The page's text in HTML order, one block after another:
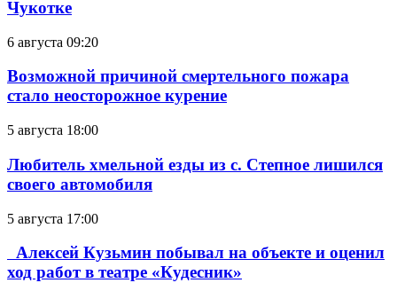
Чукотке
6 августа 09:20
Возможной причиной смертельного пожара
стало неосторожное курение
5 августа 18:00
Любитель хмельной езды из с. Степное лишился
своего автомобиля
5 августа 17:00
Алексей Кузьмин побывал на объекте и оценил
ход работ в театре «Кудесник»